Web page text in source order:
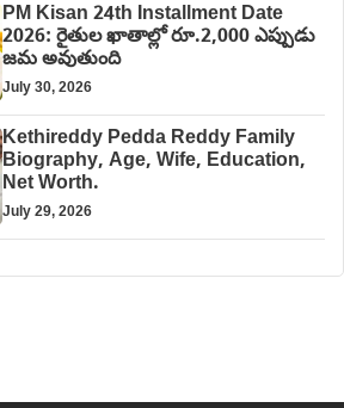
PM Kisan 24th Installment Date
2026: రైతుల ఖాతాల్లో రూ.2,000 ఎప్పుడు
జమ అవుతుంది
July 30, 2026
Kethireddy Pedda Reddy Family
Biography, Age, Wife, Education,
Net Worth.
July 29, 2026